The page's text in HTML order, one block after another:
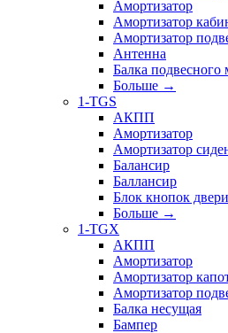
Амортизатор
Амортизатор
Амортизатор
Антенна
Балка подвесного
Больше →
1-TGS
АКПП
Амортизатор
Амортизатор
Балансир
Баллансир
Блок кнопок двери
Больше →
1-TGX
АКПП
Амортизатор
Амортизатор
Амортизатор
Балка несущая
Бампер